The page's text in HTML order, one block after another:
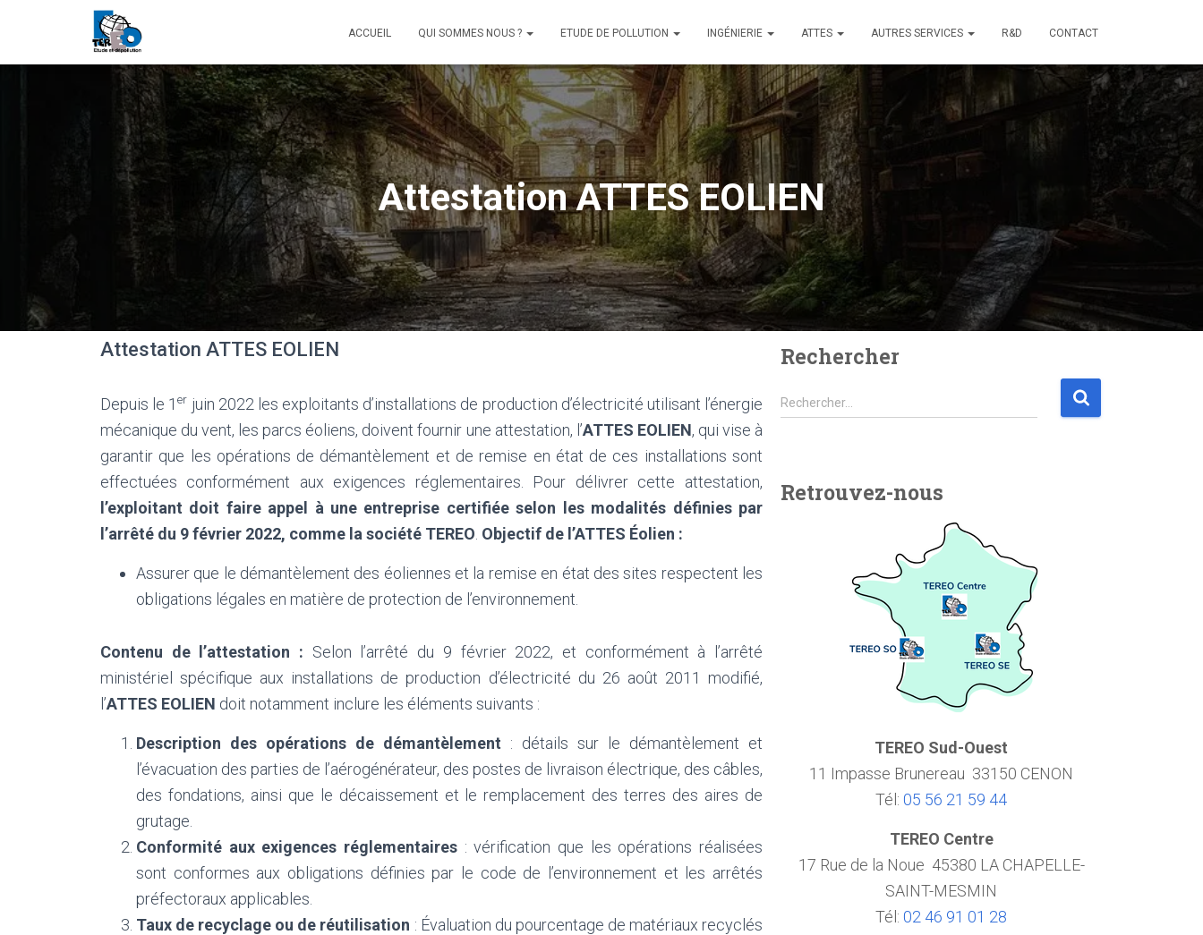
ACCUEIL QUI SOMMES NOUS ? ETUDE DE POLLUTION INGÉNIERIE ATTES AUTRES SERVICES R&D CONTACT
Attestation ATTES EOLIEN
Attestation ATTES EOLIEN
Depuis le 1er juin 2022 les exploitants d’installations de production d’électricité utilisant l’énergie
mécanique du vent, les parcs éoliens, doivent fournir une attestation, l’ATTES EOLIEN, qui vise à
garantir que les opérations de démantèlement et de remise en état de ces installations sont
effectuées conformément aux exigences réglementaires. Pour délivrer cette attestation,
l’exploitant doit faire appel à une entreprise certifiée selon les modalités définies par
l’arrêté du 9 février 2022, comme la société TEREO Objectif de l’ATTES Éolien :
Assurer que le démantèlement des éoliennes et la remise en état des sites respectent les
obligations légales en matière de protection de l’environnement.
Contenu de l’attestation : Selon l’arrêté du 9 février 2022, et conformément à l’arrêté
ministériel spécifique aux installations de production d’électricité du 26 août 2011 modifié,
l’ATTES EOLIEN doit notamment inclure les éléments suivants :
Description des opérations de démantèlement : détails sur le démantèlement et
l’évacuation des parties de l’aérogénérateur, des postes de livraison électrique, des câbles,
des fondations, ainsi que le décaissement et le remplacement des terres des aires de
grutage.
Conformité aux exigences réglementaires : vérification que les opérations réalisées
sont conformes aux obligations définies par le code de l’environnement et les arrêtés
préfectoraux applicables.
Taux de recyclage ou de réutilisation : Évaluation du pourcentage de matériaux recyclés
Rechercher
Rechercher…
Retrouvez-nous
TEREO Sud-Ouest
11 Impasse Brunereau 33150 CENON
Tél:05 56 21 59 44
TEREO Centre
17 Rue de la Noue 45380 LA CHAPELLE-
SAINT-MESMIN
Tél:02 46 91 01 28